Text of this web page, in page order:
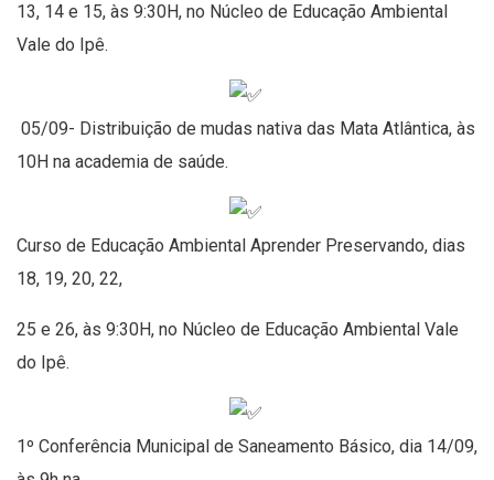
13, 14 e 15, às 9:30H, no Núcleo de Educação Ambiental
Vale do Ipê.
05/09- Distribuição de mudas nativa das Mata Atlântica, às
10H na academia de saúde.
Curso de Educação Ambiental Aprender Preservando, dias
18, 19, 20, 22,
25 e 26, às 9:30H, no Núcleo de Educação Ambiental Vale
do Ipê.
1º Conferência Municipal de Saneamento Básico, dia 14/09,